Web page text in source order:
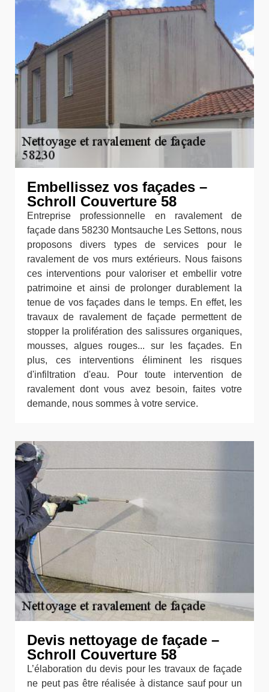
Embellissez vos façades –
Schroll Couverture 58
Entreprise professionnelle en ravalement de
façade dans 58230 Montsauche Les Settons, nous
proposons divers types de services pour le
ravalement de vos murs extérieurs. Nous faisons
ces interventions pour valoriser et embellir votre
patrimoine et ainsi de prolonger durablement la
tenue de vos façades dans le temps. En effet, les
travaux de ravalement de façade permettent de
stopper la prolifération des salissures organiques,
mousses, algues rouges... sur les façades. En
plus, ces interventions éliminent les risques
d'infiltration d'eau. Pour toute intervention de
ravalement dont vous avez besoin, faites votre
demande, nous sommes à votre service.
Devis nettoyage de façade –
Schroll Couverture 58
L’élaboration du devis pour les travaux de façade
ne peut pas être réalisée à distance sauf pour un